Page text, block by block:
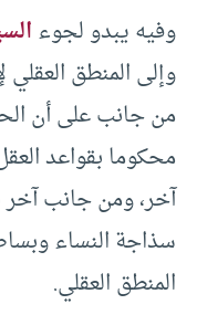
وفيه يبدو لجوء
وإلى المنطق
من جانب على أن
محكوما بقواعد
آخر، ومن جانب
سذاجة النساء
المنطق العقلي.